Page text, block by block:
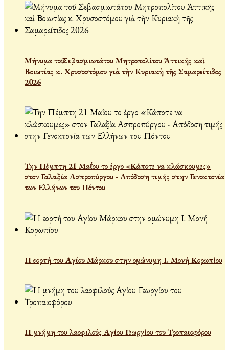
Μήνυμα τοῦ Σεβασμιωτάτου Μητροπολίτου Ἀττικῆς καὶ
Βοιωτίας κ. Χρυσοστόμου γιὰ τὴν Κυριακὴ τῆς Σαμαρείτιδος
2026
Την Πέμπτη 21 Μαΐου το έργο «Κάποτε να κλώσκουμες»
στον Γαλαξία Ασπροπύργου - Απόδοση τιμής στην Γενοκτονία
των Ελλήνων του Πόντου
Η εορτή του Αγίου Μάρκου στην ομώνυμη Ι. Μονή Κορωπίου
Η μνήμη του λαοφιλούς Αγίου Γεωργίου του Τροπαιοφόρου